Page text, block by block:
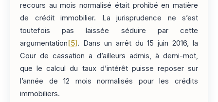
recours au mois normalisé était prohibé en matière
de crédit immobilier. La jurisprudence ne s’est
toutefois pas laissée séduire par cette
argumentation [5] . Dans un arrêt du 15 juin 2016, la
Cour de cassation a d’ailleurs admis, à demi-mot,
que le calcul du taux d’intérêt puisse reposer sur
l’année de 12 mois normalisés pour les crédits
immobiliers.